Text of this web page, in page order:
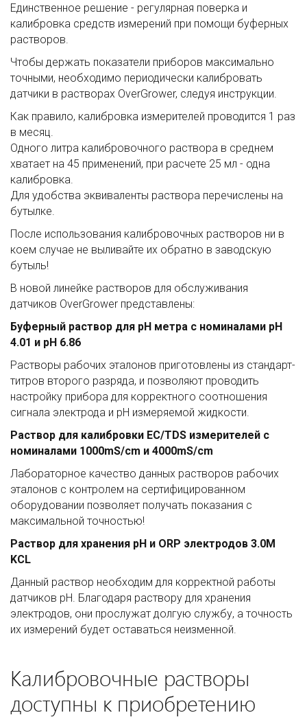
Единственное решение - регулярная поверка и
калибровка средств измерений при помощи буферных
растворов.
Чтобы держать показатели приборов максимально
точными, необходимо периодически калибровать
датчики в растворах OverGrower, следуя инструкции.
Как правило, калибровка измерителей проводится 1 раз
в месяц.
Одного литра калибровочного раствора в среднем
хватает на 45 применений, при расчете 25 мл - одна
калибровка.
Для удобства эквиваленты раствора перечислены на
бутылке.
После использования калибровочных растворов ни в
коем случае не выливайте их обратно в заводскую
бутыль!
В новой линейке растворов для обслуживания
датчиков OverGrower представлены:
Буферный раствор для pH метра с номиналами pH
4.01 и pH 6.86
Растворы рабочих эталонов приготовлены из стандарт-
титров второго разряда, и позволяют проводить
настройку прибора для корректного соотношения
сигнала электрода и pH измеряемой жидкости.
Раствор для калибровки EC/TDS измерителей с
номиналами 1000mS/cm и 4000mS/cm
Лабораторное качество данных растворов рабочих
эталонов с контролем на сертифицированном
оборудовании позволяет получать показания с
максимальной точностью!
Раствор для хранения pH и ORP электродов 3.0M
KCL
Данный раствор необходим для корректной работы
датчиков pH. Благодаря раствору для хранения
электродов, они прослужат долгую службу, а точность
их измерений будет оставаться неизменной.
Калибровочные растворы
доступны к приобретению